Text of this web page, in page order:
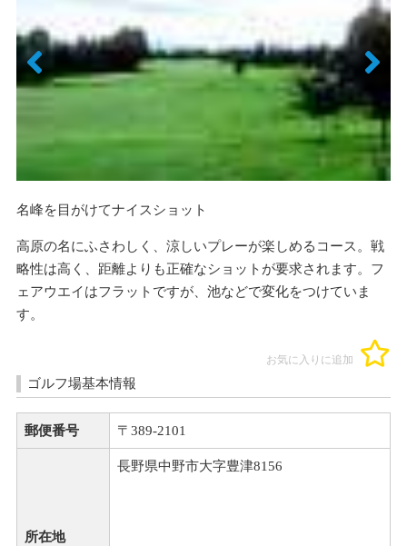
名峰を目がけてナイスショット
高原の名にふさわしく、涼しいプレーが楽しめるコース。戦
略性は高く、距離よりも正確なショットが要求されます。フ
ェアウエイはフラットですが、池などで変化をつけていま
す。
お気に入りに追加
ゴルフ場基本情報
郵便番号 〒389-2101
所在地
長野県中野市大字豊津8156